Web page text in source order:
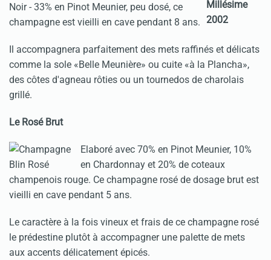
Noir - 33% en Pinot Meunier, peu dosé, ce
champagne est vieilli en cave pendant 8 ans.
Il accompagnera parfaitement des mets raffinés et délicats
comme la sole «Belle Meunière» ou cuite «à la Plancha»,
des côtes d'agneau rôties ou un tournedos de charolais
grillé.
Le Rosé Brut
Elaboré avec 70% en Pinot Meunier, 10%
en Chardonnay et 20% de coteaux
champenois rouge. Ce champagne rosé de dosage brut est
vieilli en cave pendant 5 ans.
Le caractère à la fois vineux et frais de ce champagne rosé
le prédestine plutôt à accompagner une palette de mets
aux accents délicatement épicés.